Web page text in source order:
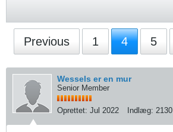
Previous 1 4 5
Wessels er en mur
Senior Member
Oprettet: Jul 2022 Indlæg: 2130